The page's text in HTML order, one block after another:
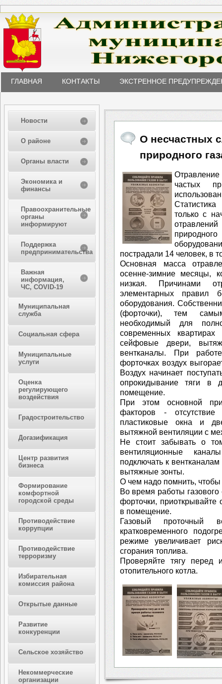
ГЛАВНАЯ КОНТАКТЫ ЭКСТРЕННОЕ
Новости
О районе
Органы власти
Экономика и
финансы
Правоохранительные
органы
информируют
Поддержка
предпринимательства
Важная
информация,
ЧС, COVID-19
Муниципальная
служба
Социальная сфера
Муниципальные
услуги
Оценка
регулирующего
воздействия
Градостроительство
Догазификация
Центр развития
бизнеса
Формирование
комфортной
городской среды
Противодействие
коррупции
Противодействие
терроризму
Избирательная
комиссия района
Открытые данные
Развитие
конкуренции
Сельское хозяйство
Некоммерческие
организации
О несчастных
природного
частых
только с
пострадали 14 человек, в
Основная масса
осенне-зимние месяцы,
низкая. Причинами
элементарных правил
оборудования.
(форточки), тем
необходимый для
современных квартирах
сейфовые двери,
вентканалы. При
форточках воздух
Воздух начинает
опрокидывание тяги в
помещение.
При этом основной
факторов -
пластиковые окна и
вытяжной вентиляции с
Не стоит забывать о
вентиляционные
подключать к
вытяжные зонты.
О чем надо помнить, чтобы
Во время работы
форточки, приоткрывайте
в помещение.
Газовый проточный
кратковременного
режиме увеличивает
сгорания топлива.
Проверяйте тягу перед
отопительного котла.